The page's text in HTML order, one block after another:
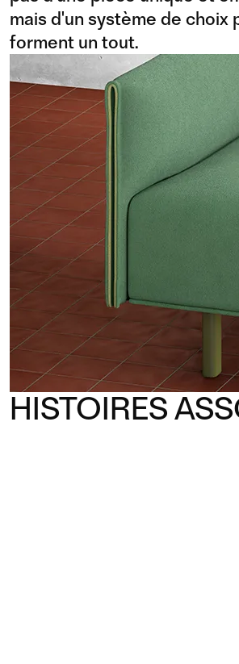
mais d'un système de choix
forment un tout.
HISTOIRES